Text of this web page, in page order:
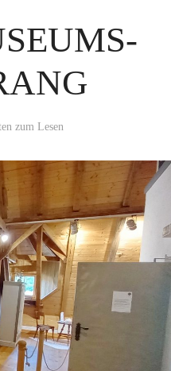
zum Lesen